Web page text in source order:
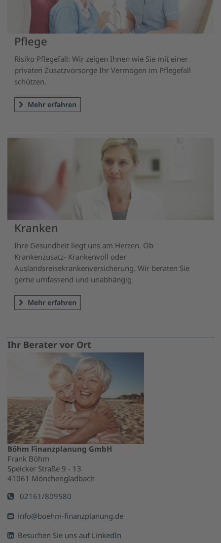
Pflege
Risiko Pflegefall: Wir zeigen Ihnen wie Sie mit einer
privaten Zusatzvorsorge Ihr Vermögen im Pflegefall
schützen.
Mehr erfahren
Kranken
Ihre Gesundheit liegt uns am Herzen. Ob
Krankenzusatz- Krankenvoll oder
Auslandsreisekrankenversicherung. Wir beraten Sie
gerne umfassend und unabhängig
Mehr erfahren
Ihr Berater vor Ort
Böhm Finanzplanung GmbH
Frank Böhm
Speicker Straße 9 - 13
41061 Mönchengladbach
02161/809580
info@boehm-finanzplanung.de
Besuchen Sie uns auf LinkedIn